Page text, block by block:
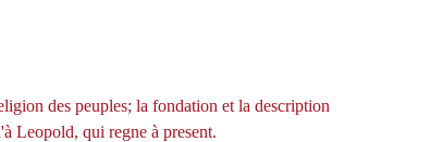
des peuples; la fondation et la description
Leopold, qui regne à present.